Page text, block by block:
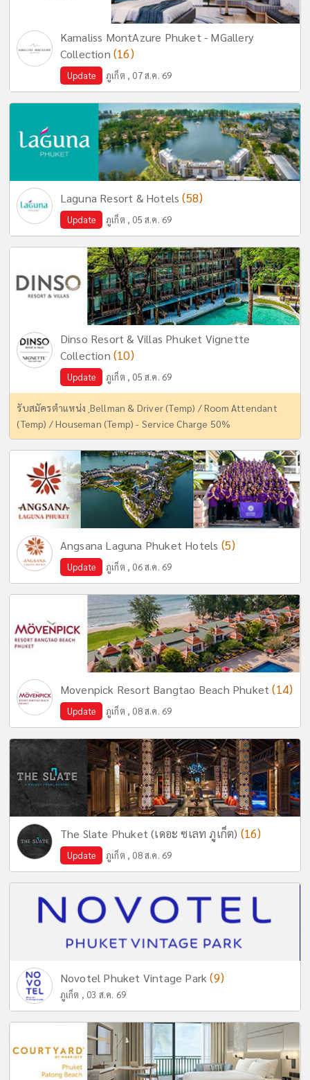
Kamaliss MontAzure Phuket - MGallery
Collection (16)
Update ภูเก็ต , 07 ส.ค. 69
Laguna Resort & Hotels(58)
Update ภูเก็ต , 05 ส.ค. 69
Dinso Resort & Villas Phuket Vignette
Collection (10)
Update ภูเก็ต , 05 ส.ค. 69
รับสมัครตำแหน่ง ฺBellman & Driver (Temp) / Room Attendant
(Temp) / Houseman (Temp) - Service Charge 50%
Angsana Laguna Phuket Hotels (5)
Update ภูเก็ต , 06 ส.ค. 69
Movenpick Resort Bangtao Beach Phuket(14)
Update ภูเก็ต , 08 ส.ค. 69
The Slate Phuket (เดอะ ซเลท ภูเก็ต) (16)
Update ภูเก็ต , 08 ส.ค. 69
Novotel Phuket Vintage Park(9)
ภูเก็ต , 03 ส.ค. 69